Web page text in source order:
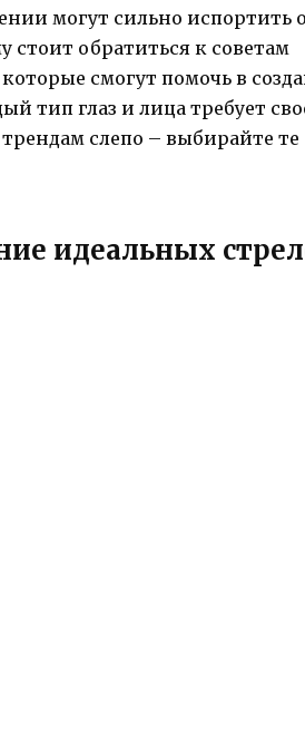
могут сильно испортить
стоит обратиться к советам
смогут помочь в
тип глаз и лица требует
слепо – выбирайте те
идеальных